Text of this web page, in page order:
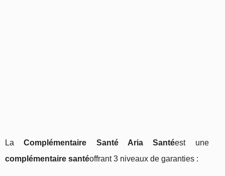
LaComplémentaire Santé Aria Santéest une
complémentaire santéoffrant 3 niveaux de garanties :